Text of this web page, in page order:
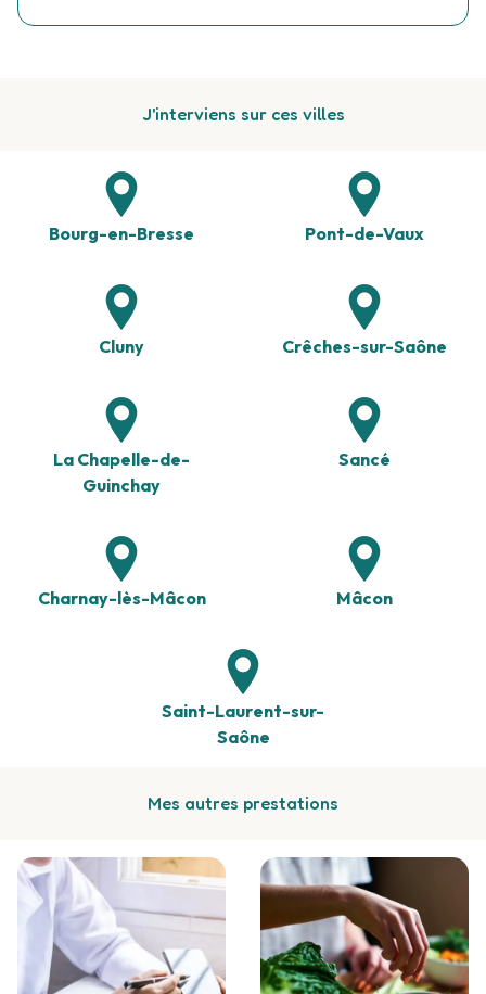
J'interviens sur ces villes
Bourg-en-Bresse Pont-de-Vaux
Cluny Crêches-sur-Saône
La Chapelle-de-
Guinchay
Sancé
Charnay-lès-Mâcon Mâcon
Saint-Laurent-sur-
Saône
Mes autres prestations